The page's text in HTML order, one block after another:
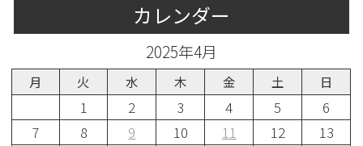
カレンダー
2025年4月
月 火 水 木 金 土 日
1 2 3 4 5
6
7
8 9 10 11 12
13